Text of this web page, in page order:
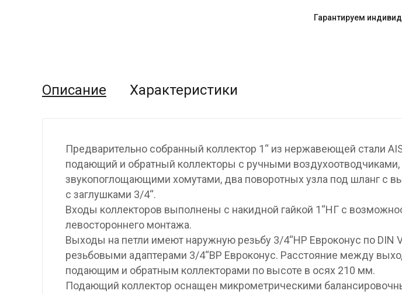
Гарантируем
Описание Характеристики
Предварительно собранный коллектор 1“ из нержавеющей стали
подающий и обратный коллекторы с ручными воздухоотводчиками,
звукопоглощающими хомутами, два поворотных узла под шланг с
с заглушками 3/4“.
Входы коллекторов выполнены с накидной гайкой 1“НГ с
левостороннего монтажа.
Выходы на петли имеют наружную резьбу 3/4“НР Евроконус по DIN
резьбовыми адаптерами 3/4“ВР Евроконус. Расстояние между
подающим и обратным коллекторами по высоте в осях 210 мм.
Подающий коллектор оснащен микрометрическими